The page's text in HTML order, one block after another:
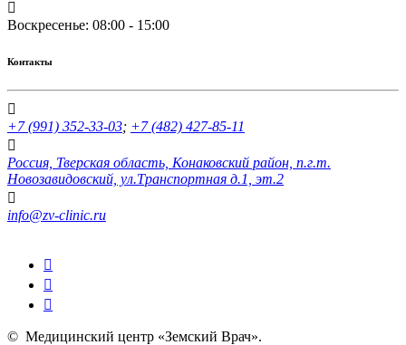
Воскресенье: 08:00 - 15:00
Контакты
+7 (991) 352-33-03; +7 (482) 427-85-11
Россия, Тверская область, Конаковский район, п.г.т.
Новозавидовский, ул.Транспортная д.1, эт.2
info@zv-clinic.ru
© Медицинский центр «Земский Врач».